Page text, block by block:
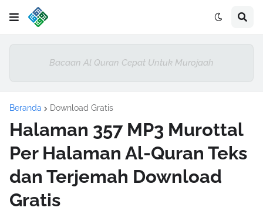
Bacaan Al Quran Cepat Untuk Murojaah
Beranda Download Gratis
Halaman 357 MP3 Murottal
Per Halaman Al-Quran Teks
dan Terjemah Download
Gratis